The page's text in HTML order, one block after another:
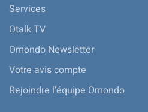
Services
Otalk TV
Omondo Newsletter
Votre avis compte
Rejoindre l'équipe Omondo